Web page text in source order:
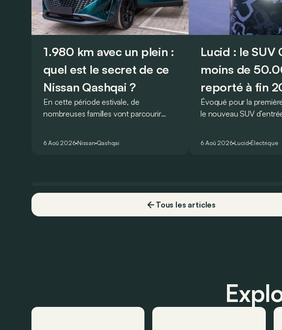
1.980 km avec un plein :
quel est le secret de ce
Nissan Qashqai ?
En cette période estivale, de
nombreuses familles vont parcourir
Qashqai e-Power, il serait possible de
6 Aoû 2026 Nissan Qashqai
Lucid : le SUV
moins de
reporté à fin
Évoqué pour la
le nouveau SUV
gamme du constructeur
6 Aoû 2026 Lucid Électrique
Tous les articles